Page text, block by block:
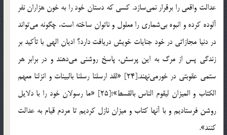
عدالت واقعي را برقرار نمي‌سازد. كسي كه دستان خود را به خون هزاران نفر
آلوده كرده و انبوه بي‌شماري را معلول و ناتوان ساخته است، چگونه مي‌تواند
در دنيا مجازاتي در خود جنايات خويش دريافت دارد؟ اديان الهي با تأكيد بر
زندگي پس از مرگ به اين پرسش، پاسخ روشني مي‌دهند و در برابر هر
ستمي عقوبتي در خورمي‌نهند.[24] «لقد ارسلنا رسلنا بالبينات و انزلنا معهم
الكتاب و الميزان ليقوم الناس بالقسط»؛[25] «ما رسولان خود را با دلايل
روشن فرستاديم و با آنها كتاب و ميزان نازل كرديم تا مردم قيام به عدالت
كنند».